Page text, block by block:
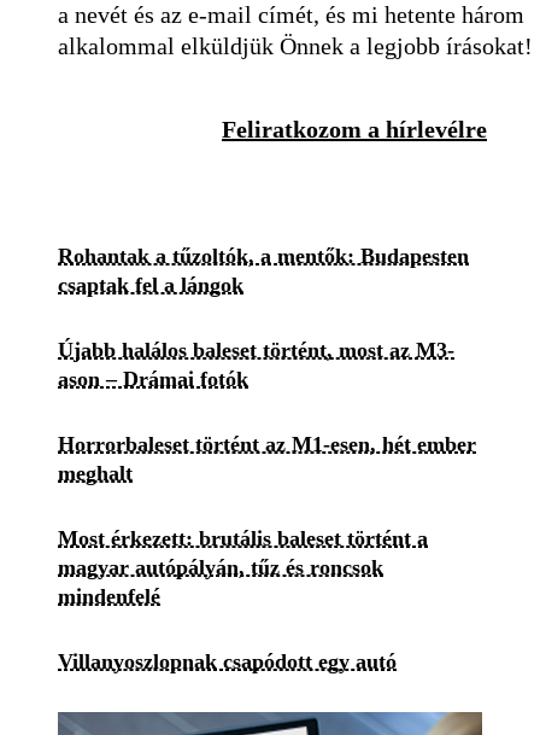
a nevét és az e-mail címét, és mi hetente három
alkalommal elküldjük Önnek a legjobb írásokat!
Feliratkozom a hírlevélre
Rohantak a tűzoltók, a mentők: Budapesten
csaptak fel a lángok
Újabb halálos baleset történt, most az M3-
ason – Drámai fotók
Horrorbaleset történt az M1-esen, hét ember
meghalt
Most érkezett: brutális baleset történt a
magyar autópályán, tűz és roncsok
mindenfelé
Villanyoszlopnak csapódott egy autó